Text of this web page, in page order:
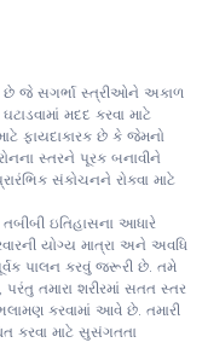
જે સગર્ભા સ્ત્રીઓને અકાળ
મદદ કરવા માટે
ફાયદાકારક છે કે જેમનો
સ્તરને પૂરક બનાવીને
સંકોચનને રોકવા માટે
ઇતિહાસના આધારે
યોગ્ય માત્રા અને અવધિ
પાલન કરવું જરૂરી છે. તમે
તમારા શરીરમાં સતત સ્તર
કરવામાં આવે છે. તમારી
કરવા માટે સુસંગતતા